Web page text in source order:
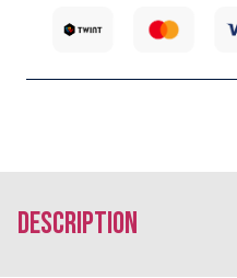
Description